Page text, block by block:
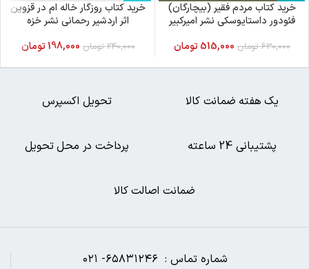
خرید کتاب مردم فقیر (بیچارگان)
فئودور داستایوسکی نشر امیرکبیر
630,000 تومان 515,000 تومان
خرید کتاب روزگار خاله ام در قزوین
اثر اردشیر رحمانی نشر خزه
240,000 تومان 198,000تومان
ضمانت اصالت کالا
پرداخت در محل تحویل پشتیبانی 24 ساعته
تحویل اکسپرس یک هفته ضمانت کالا
شماره تماس : ۶۵۸۳۱۲۴۶- ۰۲۱